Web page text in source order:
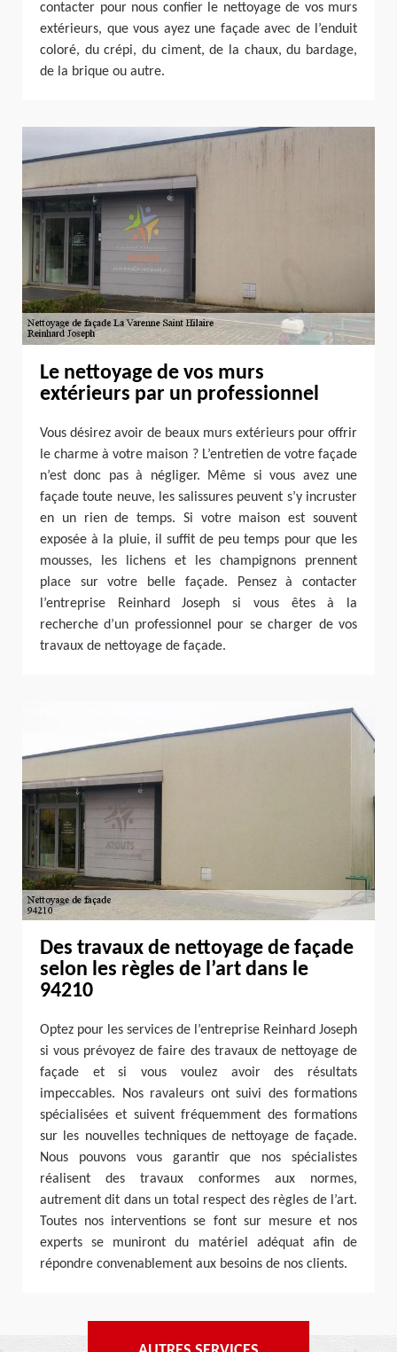
contacter pour nous confier le nettoyage de vos murs
extérieurs, que vous ayez une façade avec de l’enduit
coloré, du crépi, du ciment, de la chaux, du bardage,
de la brique ou autre.
Le nettoyage de vos murs
extérieurs par un professionnel
Vous désirez avoir de beaux murs extérieurs pour offrir
le charme à votre maison ? L’entretien de votre façade
n’est donc pas à négliger. Même si vous avez une
façade toute neuve, les salissures peuvent s’y incruster
en un rien de temps. Si votre maison est souvent
exposée à la pluie, il suffit de peu temps pour que les
mousses, les lichens et les champignons prennent
place sur votre belle façade. Pensez à contacter
l’entreprise Reinhard Joseph si vous êtes à la
recherche d’un professionnel pour se charger de vos
travaux de nettoyage de façade.
Des travaux de nettoyage de façade
selon les règles de l’art dans le
94210
Optez pour les services de l’entreprise Reinhard Joseph
si vous prévoyez de faire des travaux de nettoyage de
façade et si vous voulez avoir des résultats
impeccables. Nos ravaleurs ont suivi des formations
spécialisées et suivent fréquemment des formations
sur les nouvelles techniques de nettoyage de façade.
Nous pouvons vous garantir que nos spécialistes
réalisent des travaux conformes aux normes,
autrement dit dans un total respect des règles de l’art.
Toutes nos interventions se font sur mesure et nos
experts se muniront du matériel adéquat afin de
répondre convenablement aux besoins de nos clients.